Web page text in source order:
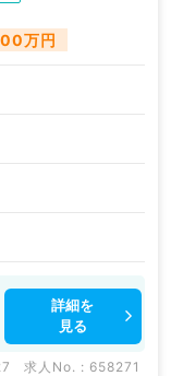
万円
詳細を
見る
求人No. : 658271